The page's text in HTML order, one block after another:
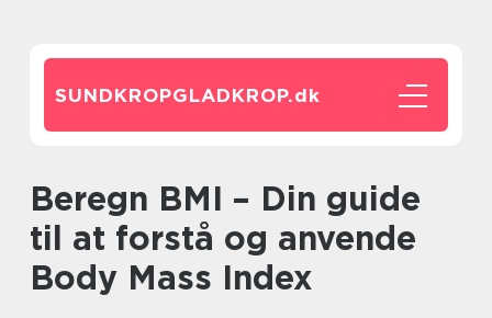
SUNDKROPGLADKROP.dk
Beregn BMI – Din guide
til at forstå og anvende
Body Mass Index